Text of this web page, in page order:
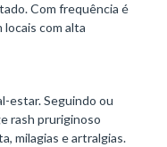
Com frequência é
com alta
estar. Seguindo ou
rash pruriginoso
milagias e artralgias.